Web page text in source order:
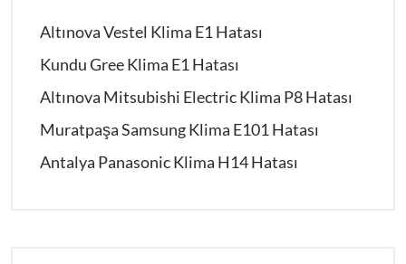
Altınova Vestel Klima E1 Hatası
Kundu Gree Klima E1 Hatası
Altınova Mitsubishi Electric Klima P8 Hatası
Muratpaşa Samsung Klima E101 Hatası
Antalya Panasonic Klima H14 Hatası